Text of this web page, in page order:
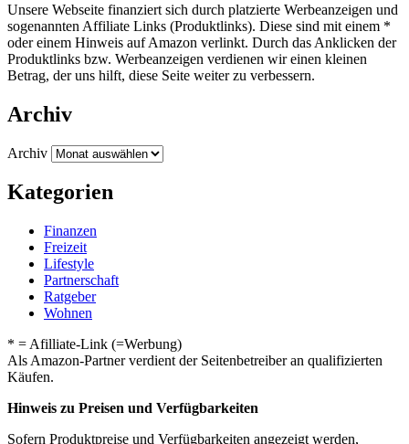
Unsere Webseite finanziert sich durch platzierte Werbeanzeigen und
sogenannten Affiliate Links (Produktlinks). Diese sind mit einem *
oder einem Hinweis auf Amazon verlinkt. Durch das Anklicken der
Produktlinks bzw. Werbeanzeigen verdienen wir einen kleinen
Betrag, der uns hilft, diese Seite weiter zu verbessern.
Archiv
Archiv
Kategorien
Finanzen
Freizeit
Lifestyle
Partnerschaft
Ratgeber
Wohnen
* = Afilliate-Link (=Werbung)
Als Amazon-Partner verdient der Seitenbetreiber an qualifizierten
Käufen.
Hinweis zu Preisen und Verfügbarkeiten
Sofern Produktpreise und Verfügbarkeiten angezeigt werden,